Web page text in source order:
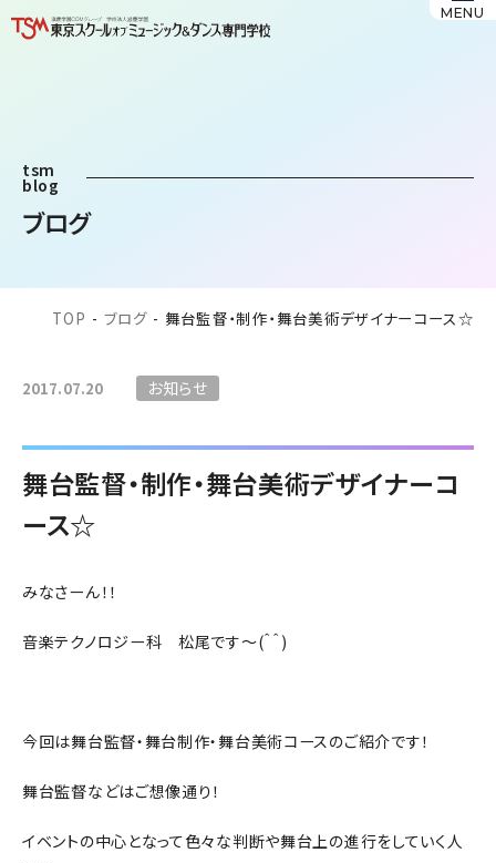
MENU
tsm
blog
ブログ
TOP - ブログ - 舞台監督・制作・舞台美術デザイナーコース☆
2017.07.20 お知らせ
舞台監督・制作・舞台美術デザイナーコ
ース☆
みなさーん！！
音楽テクノロジー科 松尾です～(＾＾)
今回は舞台監督・舞台制作・舞台美術コースのご紹介です！
舞台監督などはご想像通り！
イベントの中心となって色々な判断や舞台上の進行をしていく人